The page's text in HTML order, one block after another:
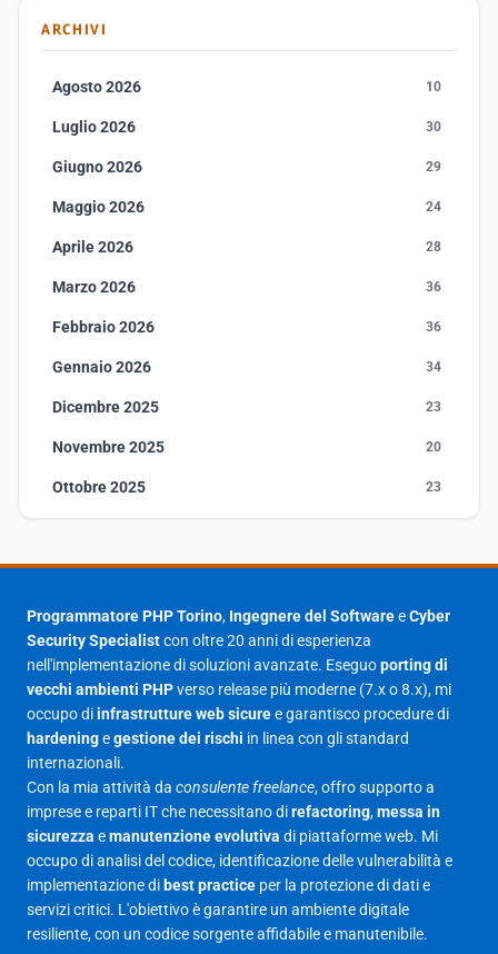
ARCHIVI
Agosto 2026 10
Luglio 2026 30
Giugno 2026 29
Maggio 2026 24
Aprile 2026 28
Marzo 2026 36
Febbraio 2026 36
Gennaio 2026 34
Dicembre 2025 23
Novembre 2025 20
Ottobre 2025 23
Agosto 2025 1
23
Giugno 2025
Maggio 2025 27
Aprile 2025
Marzo 2025
Febbraio 2025 17
Gennaio 2025
Giugno 2023
Maggio 2023
Programmatore PHP Torino, Ingegnere del SoftwareeCyber
Security Specialistcon oltre 20 anni di esperienza
nell'implementazione di soluzioni avanzate. Eseguoporting di
vecchi ambienti PHPverso release più moderne (7.x o 8.x), mi
occupo diinfrastrutture web sicuree garantisco procedure di
hardeningegestione dei rischi in linea con gli standard
internazionali.
Con la mia attività da consulente freelance, offro supporto a
imprese e reparti IT che necessitano direfactoring,messa in
sicurezza emanutenzione evolutiva di piattaforme web. Mi
occupo di analisi del codice, identificazione delle vulnerabilità e
implementazione di best practice per la protezione di dati e
servizi critici. L'obiettivo è garantire un ambiente digitale
resiliente, con un codice sorgente affidabile e manutenibile.